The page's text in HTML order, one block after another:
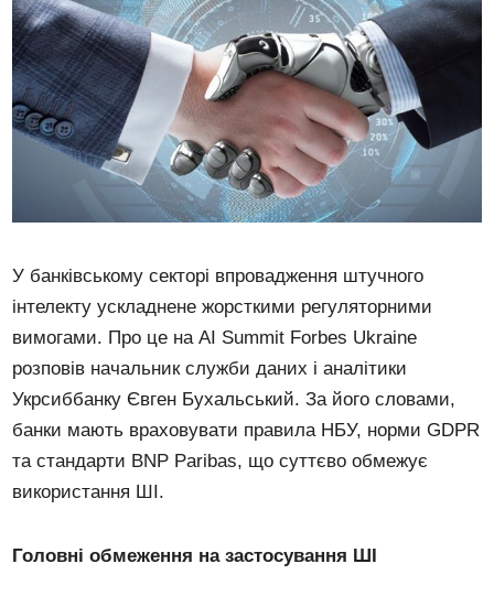
У банківському секторі впровадження штучного
інтелекту ускладнене жорсткими регуляторними
вимогами. Про це на AI Summit Forbes Ukraine
розповів начальник служби даних і аналітики
Укрсиббанку Євген Бухальський. За його словами,
банки мають враховувати правила НБУ, норми GDPR
та стандарти BNP Paribas, що суттєво обмежує
використання ШІ.
Головні обмеження на застосування ШІ